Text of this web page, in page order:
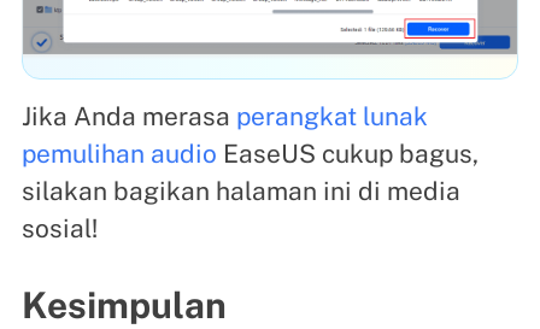
Jika Anda merasa perangkat lunak
pemulihan audio EaseUS cukup bagus,
silakan bagikan halaman ini di media
sosial!
Kesimpulan